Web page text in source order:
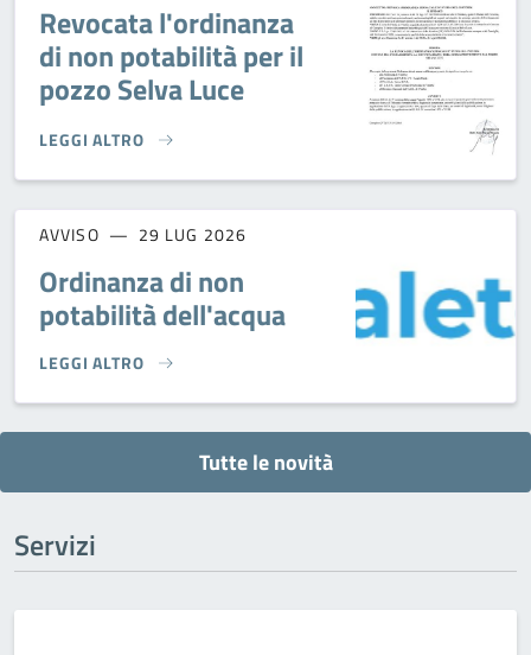
Revocata l'ordinanza
di non potabilità per il
pozzo Selva Luce
LEGGI ALTRO
REVOCATA L'ORDINANZA DI NON POTABILITÀ PER IL POZZO
AVVISO 29 LUG 2026
Ordinanza di non
potabilità dell'acqua
LEGGI ALTRO
ORDINANZA DI NON POTABILITÀ DELL'ACQUA}
Tutte le novità
Servizi